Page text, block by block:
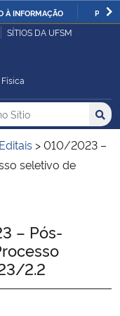
À INFORMAÇÃO
SÍTIOS DA UFSM
no no Sítio
Editais >010/2023 –
seletivo de
– Pós-
2.2